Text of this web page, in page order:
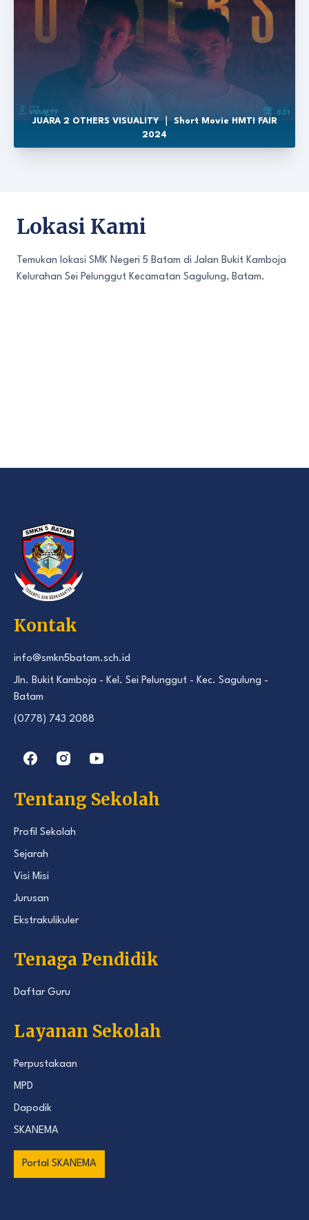
JUARA 2 OTHERS VISUALITY ｜ Short Movie HMTI FAIR
2024
Lokasi Kami
Temukan lokasi SMK Negeri 5 Batam di Jalan Bukit Kamboja
Kelurahan Sei Pelunggut Kecamatan Sagulung, Batam.
Kontak
info@smkn5batam.sch.id
Jln. Bukit Kamboja - Kel. Sei Pelunggut - Kec. Sagulung -
Batam
(0778) 743 2088
Tentang Sekolah
Profil Sekolah
Sejarah
Visi Misi
Jurusan
Ekstrakulikuler
Tenaga Pendidik
Daftar Guru
Layanan Sekolah
Perpustakaan
MPD
Dapodik
SKANEMA
Portal SKANEMA